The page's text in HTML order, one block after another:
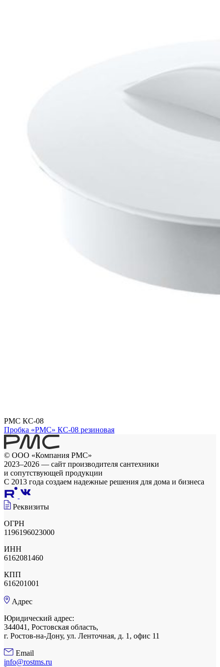
РМС КС-08
Пробка «РМС» КС-08 резиновая
© ООО «Компания РМС»
2023–2026 — сайт производителя сантехники
и сопутствующей продукции
С 2013 года создаем надежные решения для дома и бизнеса
Реквизиты
ОГРН
1196196023000
ИНН
6162081460
КПП
616201001
Адрес
Юридический адрес:
344041, Ростовская область,
г. Ростов-на-Дону, ул. Ленточная, д. 1, офис 11
Email
info@rostms.ru